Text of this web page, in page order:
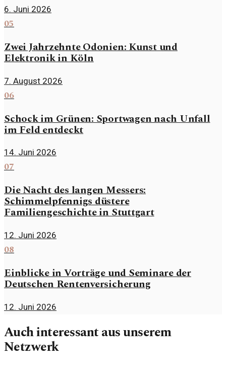
6. Juni 2026
05
Zwei Jahrzehnte Odonien: Kunst und
Elektronik in Köln
7. August 2026
06
Schock im Grünen: Sportwagen nach Unfall
im Feld entdeckt
14. Juni 2026
07
Die Nacht des langen Messers:
Schimmelpfennigs düstere
Familiengeschichte in Stuttgart
12. Juni 2026
08
Einblicke in Vorträge und Seminare der
Deutschen Rentenversicherung
12. Juni 2026
Auch interessant aus unserem
Netzwerk